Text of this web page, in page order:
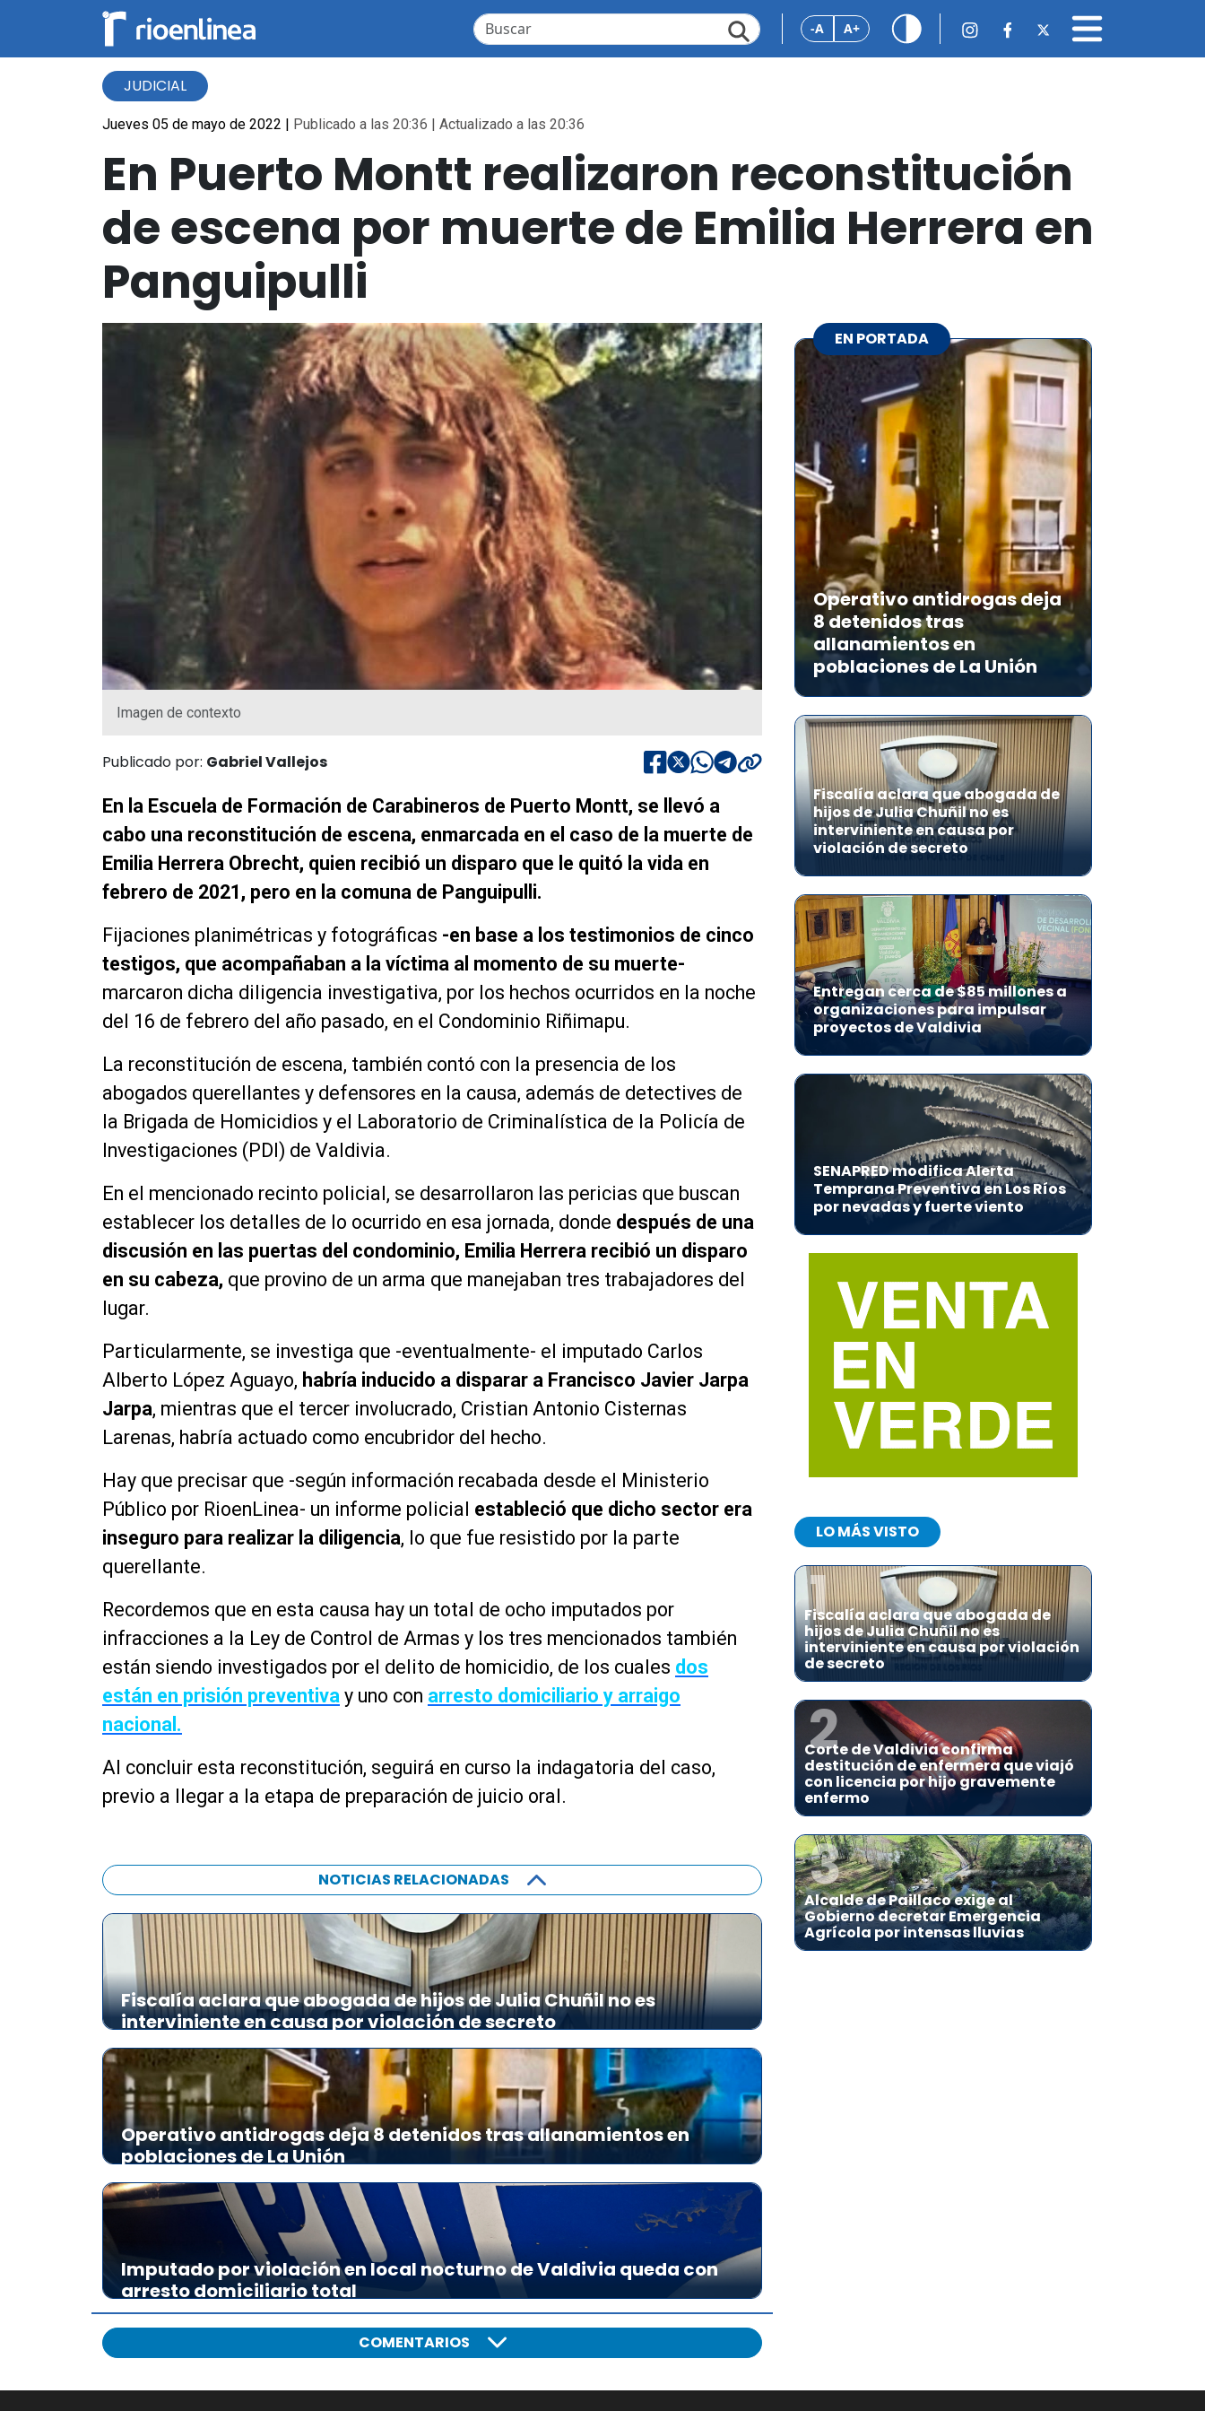
-A A+
JUDICIAL
Jueves 05 de mayo de 2022 | Publicado a las 20:36 | Actualizado a las 20:36
En Puerto Montt realizaron reconstitución
de escena por muerte de Emilia Herrera en
Panguipulli
Imagen de contexto
Publicado por: Gabriel Vallejos
En la Escuela de Formación de Carabineros de Puerto Montt, se llevó a
cabo una reconstitución de escena, enmarcada en el caso de la muerte de
Emilia Herrera Obrecht, quien recibió un disparo que le quitó la vida en
febrero de 2021, pero en la comuna de Panguipulli.
Fijaciones planimétricas y fotográficas -en base a los testimonios de cinco
testigos, que acompañaban a la víctima al momento de su muerte-
marcaron dicha diligencia investigativa, por los hechos ocurridos en la noche
del 16 de febrero del año pasado, en el Condominio Riñimapu.
La reconstitución de escena, también contó con la presencia de los
abogados querellantes y defensores en la causa, además de detectives de
la Brigada de Homicidios y el Laboratorio de Criminalística de la Policía de
Investigaciones (PDI) de Valdivia.
En el mencionado recinto policial, se desarrollaron las pericias que buscan
establecer los detalles de lo ocurrido en esa jornada, donde después de una
discusión en las puertas del condominio, Emilia Herrera recibió un disparo
en su cabeza, que provino de un arma que manejaban tres trabajadores del
lugar.
Particularmente, se investiga que -eventualmente- el imputado Carlos
Alberto López Aguayo, habría inducido a disparar a Francisco Javier Jarpa
Jarpa, mientras que el tercer involucrado, Cristian Antonio Cisternas
Larenas, habría actuado como encubridor del hecho.
Hay que precisar que -según información recabada desde el Ministerio
Público por RioenLinea- un informe policial estableció que dicho sector era
inseguro para realizar la diligencia, lo que fue resistido por la parte
querellante.
Recordemos que en esta causa hay un total de ocho imputados por
infracciones a la Ley de Control de Armas y los tres mencionados también
están siendo investigados por el delito de homicidio, de los cuales dos
están en prisión preventiva y uno con arresto domiciliario y arraigo
nacional.
Al concluir esta reconstitución, seguirá en curso la indagatoria del caso,
previo a llegar a la etapa de preparación de juicio oral.
NOTICIAS RELACIONADAS
Fiscalía aclara que abogada de hijos de Julia Chuñil no es
interviniente en causa por violación de secreto
Operativo antidrogas deja 8 detenidos tras allanamientos en
poblaciones de La Unión
Imputado por violación en local nocturno de Valdivia queda con
arresto domiciliario total
COMENTARIOS
EN PORTADA
Operativo antidrogas deja
8 detenidos tras
allanamientos en
poblaciones de La Unión
Fiscalía aclara que abogada de
hijos de Julia Chuñil no es
interviniente en causa por
violación de secreto
Entregan cerca de $85 millones a
organizaciones para impulsar
proyectos de Valdivia
SENAPRED modifica Alerta
Temprana Preventiva en Los Ríos
por nevadas y fuerte viento
LO MÁS VISTO
1
Fiscalía aclara que abogada de
hijos de Julia Chuñil no es
interviniente en causa por violación
de secreto
2
Corte de Valdivia confirma
destitución de enfermera que viajó
con licencia por hijo gravemente
enfermo
3
Alcalde de Paillaco exige al
Gobierno decretar Emergencia
Agrícola por intensas lluvias